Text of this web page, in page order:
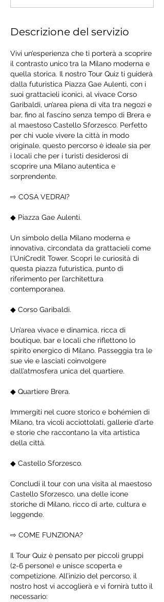
0
i
u
i
Descrizione del servizio
Vivi un’esperienza che ti porterà a scoprire
il contrasto unico tra la Milano moderna e
quella storica. Il nostro Tour Quiz ti guiderà
dalla futuristica Piazza Gae Aulenti, con i
suoi grattacieli iconici, al vivace Corso
Garibaldi, un’area piena di vita tra negozi e
bar, fino al fascino senza tempo di Brera e
al maestoso Castello Sforzesco. Perfetto
per chi vuole vivere la città in modo
originale, questo percorso è ideale sia per
i locali che per i turisti desiderosi di
scoprire una Milano autentica e
sorprendente.
⇨ COSA VEDRAI?
◆ Piazza Gae Aulenti.
Un simbolo della Milano moderna e
innovativa, circondata da grattacieli come
l'UniCredit Tower. Scopri le curiosità di
questa piazza futuristica, punto di
riferimento per l’architettura
contemporanea.
◆ Corso Garibaldi.
Un’area vivace e dinamica, ricca di
boutique, bar e locali che riflettono lo
spirito energico di Milano. Passeggia tra le
sue vie e lasciati coinvolgere
dall’atmosfera unica del quartiere.
◆ Quartiere Brera.
Immergiti nel cuore storico e bohémien di
Milano, tra vicoli acciottolati, gallerie d’arte
e storie che raccontano la vita artistica
della città.
◆ Castello Sforzesco.
Concludi il tour con una visita al maestoso
Castello Sforzesco, una delle icone
storiche di Milano, ricco di arte, cultura e
leggende.
⇨ COME FUNZIONA?
Il Tour Quiz è pensato per piccoli gruppi
(2-6 persone) e unisce scoperta e
competizione. All’inizio del percorso, il
nostro host vi accoglierà e vi fornirà tutto il
necessario: